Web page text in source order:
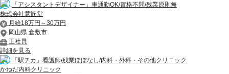
「アシスタントデザイナー」車通勤OK/資格不問/残業原則無
株式会社意匠堂
月給18万円～30万円
岡山県 倉敷市
正社員
詳細を見る
「駅チカ」看護師/残業ほぼなし/内科・外科・その他クリニック
かねだ内科クリニック